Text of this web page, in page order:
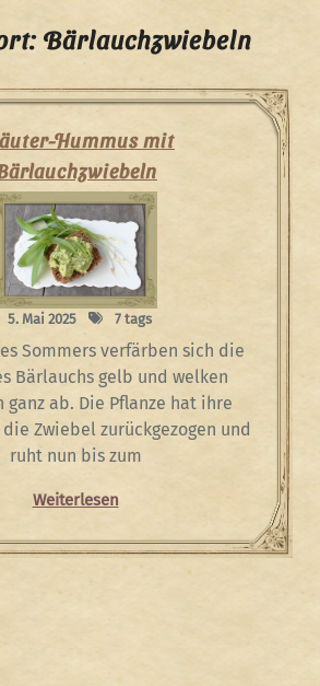
Bärlauchzwiebeln
Hummus mit
5. Mai 2025 7 tags
Sommers verfärben sich die
Bärlauchs gelb und welken
ab. Die Pflanze hat ihre
Zwiebel zurückgezogen und
ruht nun bis zum
Weiterlesen